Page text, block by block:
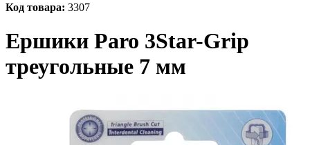
Код товара: 3307
Ершики Paro 3Star-Grip
треугольные 7 мм